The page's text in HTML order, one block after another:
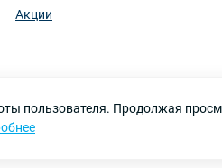
Акции
пользователя. Продолжая